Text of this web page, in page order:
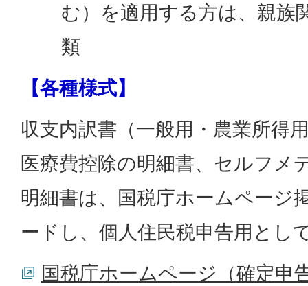
む）を適用する方は、親族
類
【各種様式】
収支内訳書（一般用・農業所得
医療費控除の明細書、セルフメ
明細書は、国税庁ホームページ
ードし、個人住民税申告用とし
国税庁ホームページ（確定申